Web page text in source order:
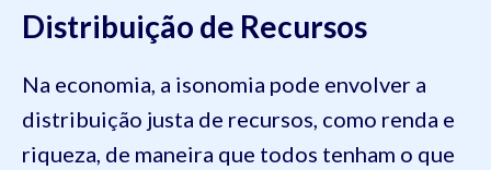
Distribuição de Recursos
Na economia, a isonomia pode envolver a
distribuição justa de recursos, como renda e
riqueza, de maneira que todos tenham o que